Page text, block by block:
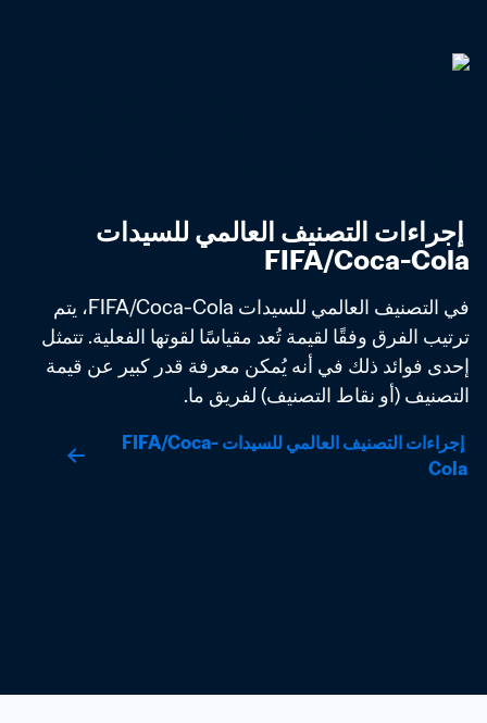
FIFA/Coca-Cola
التصنيف (أو نقاط التصنيف) لفريق ما.
إجراءات التصنيف العالمي للسيدات FIFA/Coca-
Cola